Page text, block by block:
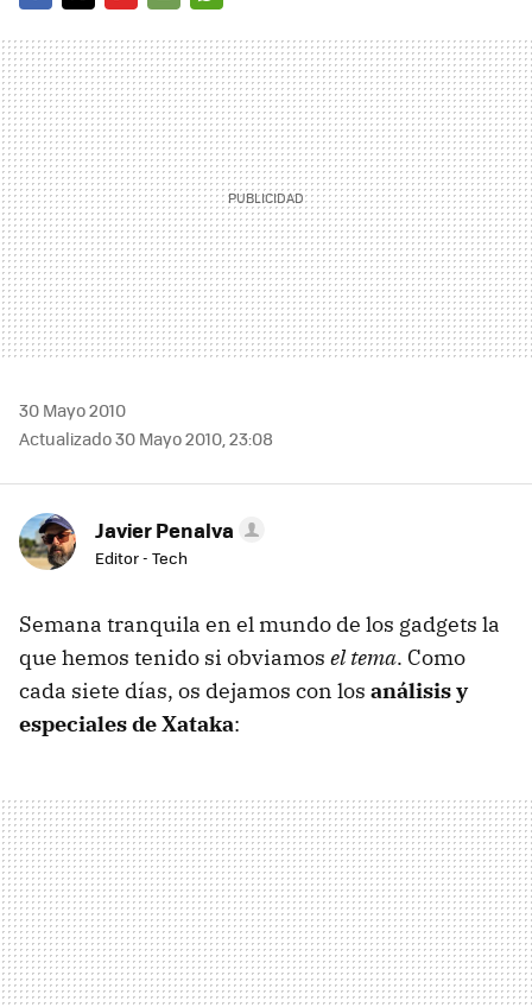
MAIL
30 Mayo 2010
Actualizado 30 Mayo 2010, 23:08
Javier Penalva
Editor - Tech
Semana tranquila en el mundo de los gadgets la
que hemos tenido si obviamos el tema. Como
cada siete días, os dejamos con los análisis y
especiales de Xataka: